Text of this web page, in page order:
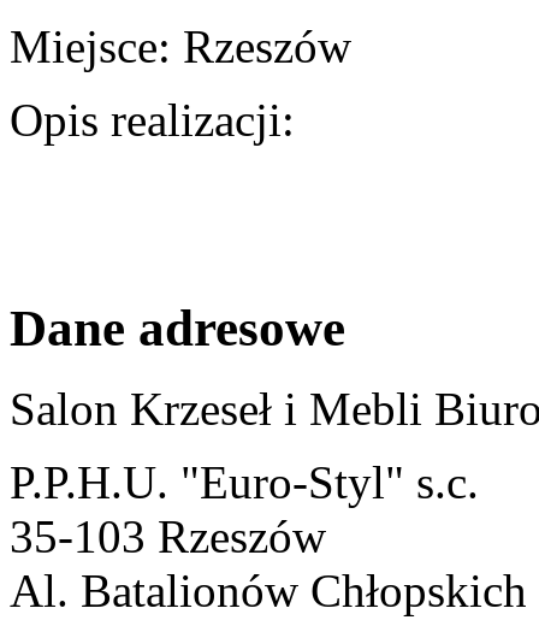
Miejsce: Rzeszów
Opis realizacji:
Dane adresowe
Salon Krzeseł i Mebli
P.P.H.U. "Euro-Styl" s.c.
35-103 Rzeszów
Al. Batalionów